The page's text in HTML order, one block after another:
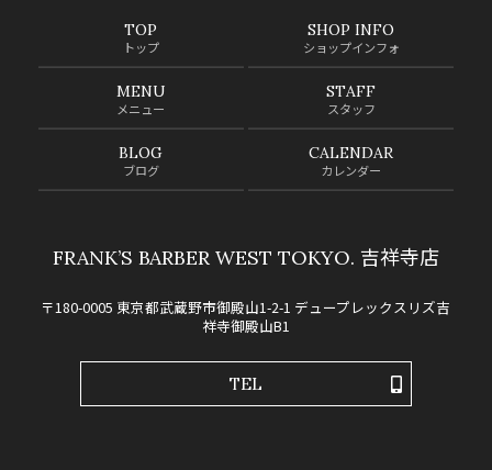
TOP
トップ
SHOP INFO
ショップインフォ
MENU
メニュー
STAFF
スタッフ
BLOG
ブログ
CALENDAR
カレンダー
FRANK’S BARBER WEST TOKYO. 吉祥寺店
〒180-0005 東京都武蔵野市御殿山1-2-1 デュープレックスリズ吉
祥寺御殿山B1
TEL